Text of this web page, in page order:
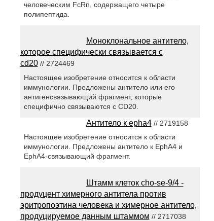
человеческим FcRn, содержащего четыре
полипептида.
Моноклональное антитело,
которое специфически связывается с
cd20// 2724469
Настоящее изобретение относится к области
иммунологии. Предложены антитело или его
антигенсвязывающий фрагмент, которые
специфично связываются с CD20.
Антитело к epha4// 2719158
Настоящее изобретение относится к области
иммунологии. Предложены антитело к EphA4 и
EphA4-связывающий фрагмент.
Штамм клеток cho-se-9/4 -
продуцент химерного антитела против
эритропоэтина человека и химерное антитело,
продуцируемое данным штаммом // 2717038